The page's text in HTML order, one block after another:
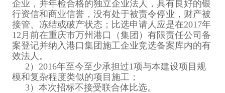
企业，并年检合格的独立企业法人，具有良好的银
行资信和商业信誉，没有处于被责令停业，财产被
接管、冻结或破产状态；比选申请人应是在2017年
12月前在重庆市万州港口（集团）有限责任公司备
案登记并纳入港口集团施工企业竞选备案库内的有
效法人。
2 ）2016年至今至少承担过1项与本建设项目规
模和复杂程度类似的项目施工；
3）本次招标不接受联合体比选。